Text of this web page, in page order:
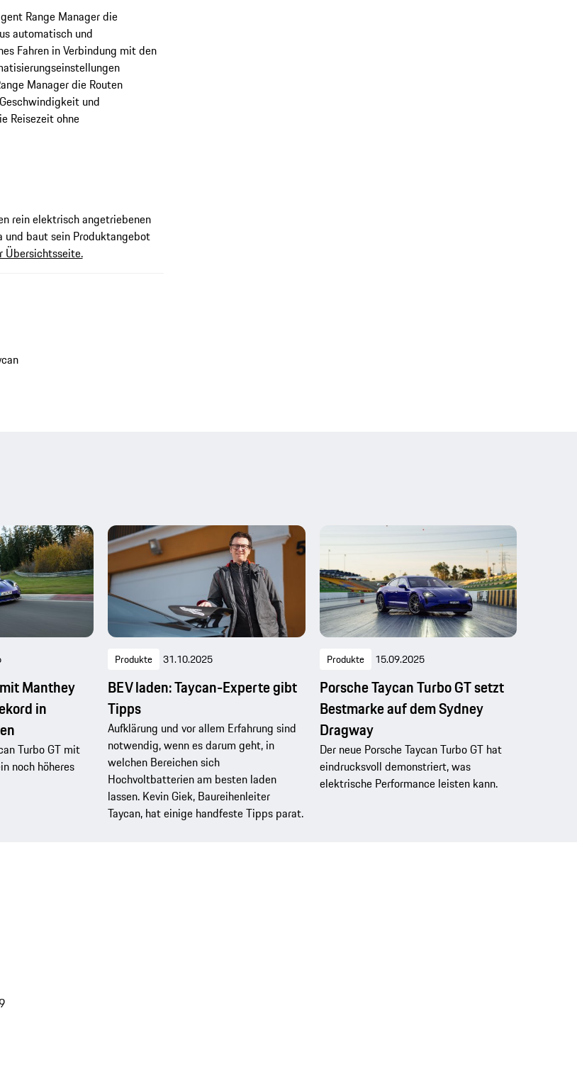
Range Manager die
automatisch und
Fahren in Verbindung mit den
Manager die Routen
und
Reisezeit ohne
rein elektrisch angetriebenen
und baut sein Produktangebot
Übersichtsseite.
Manthey
in
Turbo GT mit
noch höheres
Produkte 31.10.2025
BEV laden: Taycan-Experte gibt
Tipps
Aufklärung und vor allem Erfahrung sind
notwendig, wenn es darum geht, in
welchen Bereichen sich
Hochvoltbatterien am besten laden
lassen. Kevin Giek, Baureihenleiter
Taycan, hat einige handfeste Tipps parat.
Produkte 15.09.2025
Porsche Taycan Turbo GT setzt
Bestmarke auf dem Sydney
Dragway
Der neue Porsche Taycan Turbo GT hat
eindrucksvoll demonstriert, was
elektrische Performance leisten kann.